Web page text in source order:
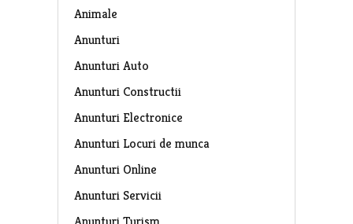
Animale
Anunturi
Anunturi Auto
Anunturi Constructii
Anunturi Electronice
Anunturi Locuri de munca
Anunturi Online
Anunturi Servicii